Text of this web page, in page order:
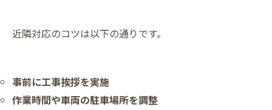
近隣対応のコツは以下の通りです。
事前に工事挨拶を実施
作業時間や車両の駐車場所を調整